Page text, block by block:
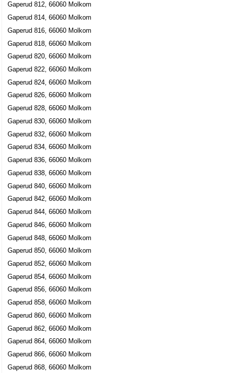
Gaperud 812, 66060 Molkom
Gaperud 814, 66060 Molkom
Gaperud 816, 66060 Molkom
Gaperud 818, 66060 Molkom
Gaperud 820, 66060 Molkom
Gaperud 822, 66060 Molkom
Gaperud 824, 66060 Molkom
Gaperud 826, 66060 Molkom
Gaperud 828, 66060 Molkom
Gaperud 830, 66060 Molkom
Gaperud 832, 66060 Molkom
Gaperud 834, 66060 Molkom
Gaperud 836, 66060 Molkom
Gaperud 838, 66060 Molkom
Gaperud 840, 66060 Molkom
Gaperud 842, 66060 Molkom
Gaperud 844, 66060 Molkom
Gaperud 846, 66060 Molkom
Gaperud 848, 66060 Molkom
Gaperud 850, 66060 Molkom
Gaperud 852, 66060 Molkom
Gaperud 854, 66060 Molkom
Gaperud 856, 66060 Molkom
Gaperud 858, 66060 Molkom
Gaperud 860, 66060 Molkom
Gaperud 862, 66060 Molkom
Gaperud 864, 66060 Molkom
Gaperud 866, 66060 Molkom
Gaperud 868, 66060 Molkom